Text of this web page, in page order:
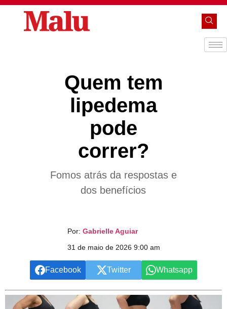
Quem tem
lipedema
pode
correr?
Fomos atrás da respostas e
dos benefícios
Por: Gabrielle Aguiar
31 de maio de 2026 9:00 am
Facebook Twitter Whatsapp